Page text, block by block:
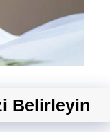
Belirleyin